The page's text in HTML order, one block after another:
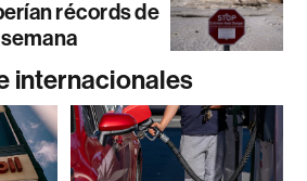
récords de
internacionales